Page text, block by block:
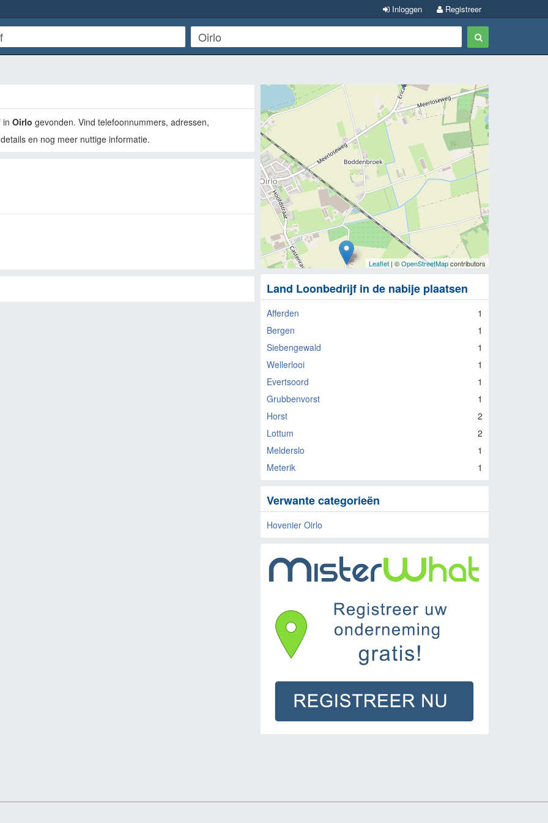
Registreer
Inloggen
in Oirlo gevonden. Vind telefoonnummers, adressen,
en nog meer nuttige informatie.
Leaflet| ©OpenStreetMapcontributors
Land Loonbedrijf in de nabije plaatsen
Afferden
1
Bergen
1
Siebengewald
1
Wellerlooi
1
Evertsoord
1
Grubbenvorst
1
Horst
2
Lottum
2
Melderslo
1
Meterik
1
Verwante categorieën
Hovenier Oirlo